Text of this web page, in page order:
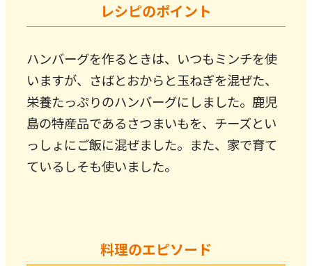
レシピのポイント
ハンバーグを作るときは、いつもミンチを使
いますが、さばとおからと玉ねぎを混ぜた、
栄養たっぷりのハンバーグにしました。鹿児
島の特産品であるさつまいもを、チーズとい
っしょにご飯に混ぜました。また、家で育て
ているしそも使いました。
料理のエピソード